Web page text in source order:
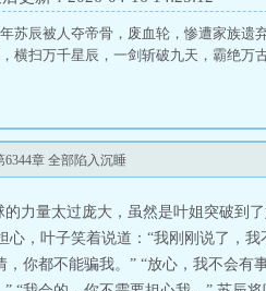
苏辰被人夺帝骨，废血轮，惨遭家族遗
横扫万千星辰，一剑斩破九天，霸绝万
6344章 全部陷入沉睡
力量太过庞大，虽然是叶姐突破到
心，叶子笑着说道：“我刚刚说了，
，你都不能骗我。” “放心，我不会